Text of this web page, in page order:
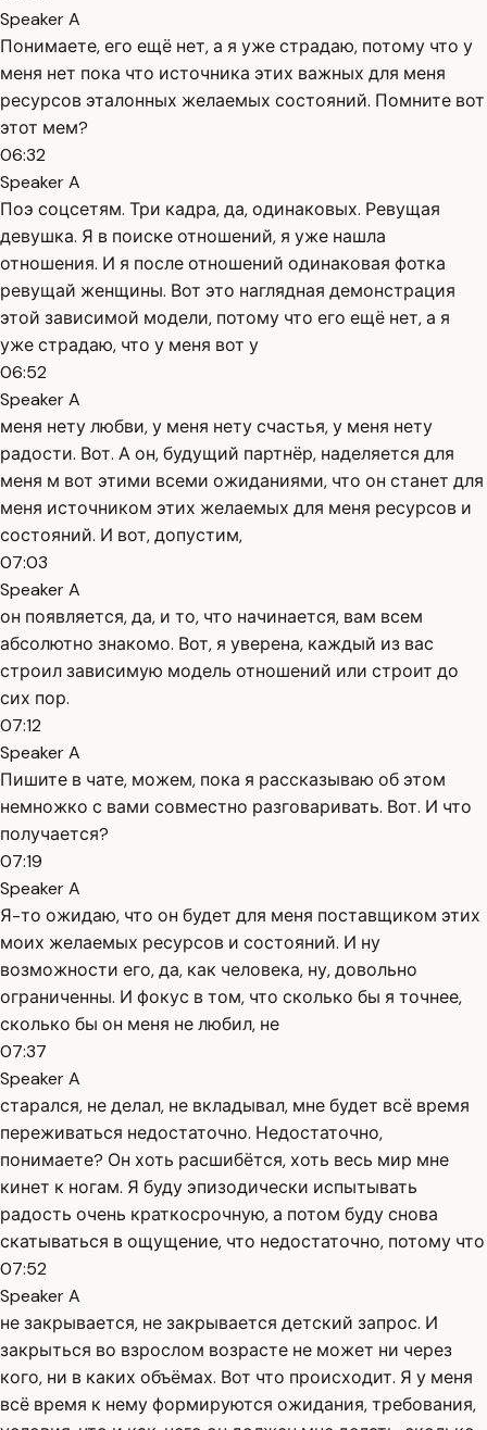
Speaker A
Понимаете, его ещё нет, а я уже страдаю, потому что у
меня нет пока что источника этих важных для меня
ресурсов эталонных желаемых состояний. Помните вот
этот мем?
06:32
Speaker A
Поэ соцсетям. Три кадра, да, одинаковых. Ревущая
девушка. Я в поиске отношений, я уже нашла
отношения. И я после отношений одинаковая фотка
ревущай женщины. Вот это наглядная демонстрация
этой зависимой модели, потому что его ещё нет, а я
уже страдаю, что у меня вот у
06:52
Speaker A
меня нету любви, у меня нету счастья, у меня нету
радости. Вот. А он, будущий партнёр, наделяется для
меня м вот этими всеми ожиданиями, что он станет для
меня источником этих желаемых для меня ресурсов и
состояний. И вот, допустим,
07:03
Speaker A
он появляется, да, и то, что начинается, вам всем
абсолютно знакомо. Вот, я уверена, каждый из вас
строил зависимую модель отношений или строит до
сих пор.
07:12
Speaker A
Пишите в чате, можем, пока я рассказываю об этом
немножко с вами совместно разговаривать. Вот. И что
получается?
07:19
Speaker A
Я-то ожидаю, что он будет для меня поставщиком этих
моих желаемых ресурсов и состояний. И ну
возможности его, да, как человека, ну, довольно
ограниченны. И фокус в том, что сколько бы я точнее,
сколько бы он меня не любил, не
07:37
Speaker A
старался, не делал, не вкладывал, мне будет всё время
переживаться недостаточно. Недостаточно,
понимаете? Он хоть расшибётся, хоть весь мир мне
кинет к ногам. Я буду эпизодически испытывать
радость очень краткосрочную, а потом буду снова
скатываться в ощущение, что недостаточно, потому что
07:52
Speaker A
не закрывается, не закрывается детский запрос. И
закрыться во взрослом возрасте не может ни через
кого, ни в каких объёмах. Вот что происходит. Я у меня
всё время к нему формируются ожидания, требования,